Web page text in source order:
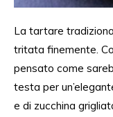
La tartare
tritata finemente.
pensato come
testa per
e di zucchina